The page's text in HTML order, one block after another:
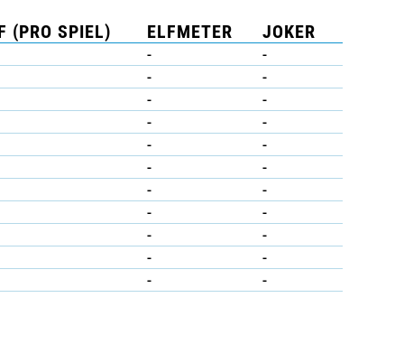
(PRO SPIEL) ELFMETER
JOKER
-
-
-
-
-
-
-
-
-
-
-
-
-
-
-
-
-
-
-
-
-
-